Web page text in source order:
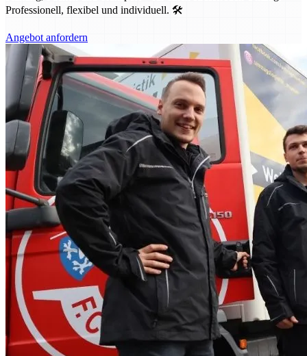
Professionell, flexibel und individuell. 🛠️
Angebot anfordern